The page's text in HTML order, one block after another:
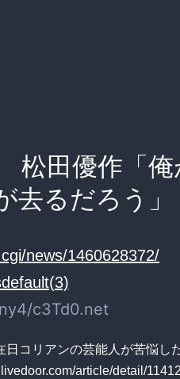
松田優作「俺
去るだろう」
news/1460628372/
c3Td0.net
日コリアンの芸能人が苦悩し
article/detail/